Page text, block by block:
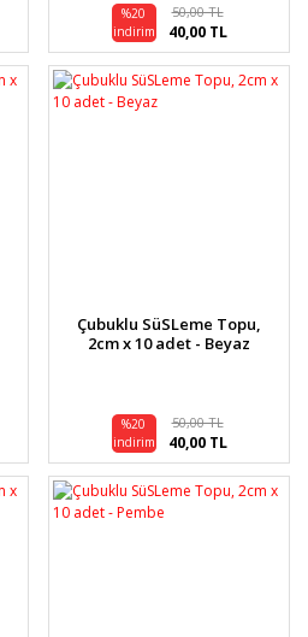
%20
indirim
50,00 TL
40,00 TL
Çubuklu SüSLeme Topu,
2cm x 10 adet - Beyaz
%20
indirim
50,00 TL
40,00 TL